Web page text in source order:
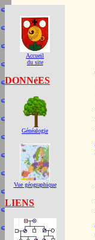
Accueil
du site
DONNéES
Généalogie
Vue géographique
LIENS